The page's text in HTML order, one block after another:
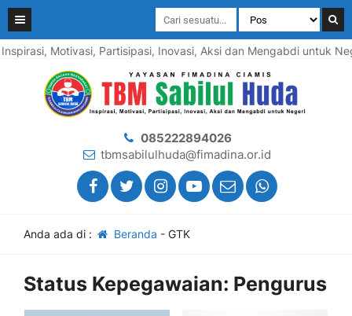
Motivasi, Partisipasi, Inovasi, Aksi dan Mengabdi untuk
085222894026
tbmsabilulhuda@fimadina.or.id
Anda ada di : Beranda - GTK
Status Kepegawaian: Pengurus